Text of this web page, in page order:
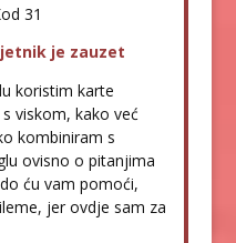
31
je zauzet
koristim karte
viskom, kako već
kombiniram s
ovisno o pitanjima
ću vam pomoći,
jer ovdje sam za